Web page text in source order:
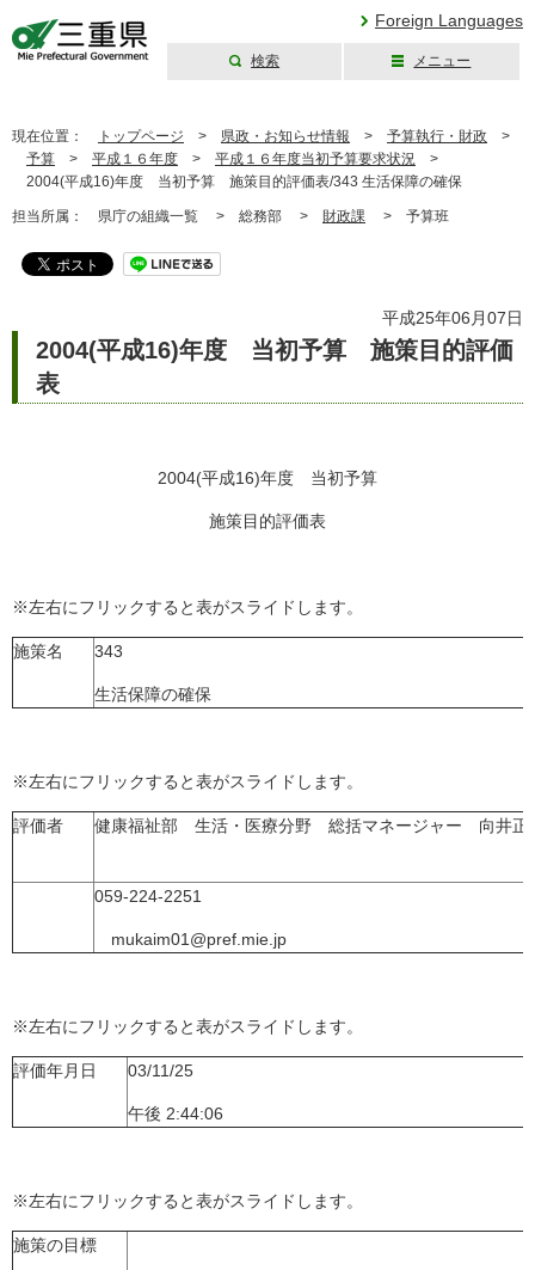
Foreign Languages
検索 メニュー
現在位置： トップページ > 県政・お知らせ情報 > 予算執行・財政 >
予算 > 平成１６年度 > 平成１６年度当初予算要求状況 >
2004(平成16)年度 当初予算 施策目的評価表/343 生活保障の確保
担当所属： 県庁の組織一覧 > 総務部 > 財政課 > 予算班
平成25年06月07日
2004(平成16)年度 当初予算 施策目的評価
表
2004(平成16)年度 当初予算
施策目的評価表
※左右にフリックすると表がスライドします。
施策名 343
生活保障の確保
※左右にフリックすると表がスライドします。
評価者 健康福祉部 生活・医療分野 総括マネージャー 向井正
059-224-2251
mukaim01@pref.mie.jp
※左右にフリックすると表がスライドします。
評価年月日 03/11/25
午後 2:44:06
※左右にフリックすると表がスライドします。
施策の目標